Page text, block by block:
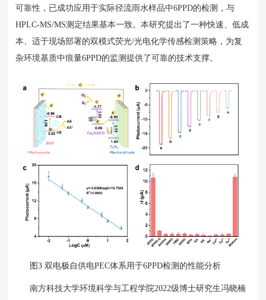
可靠性，已成功应用于实际径流雨水样品中6PPD的检测，与
HPLC-MS/MS测定结果基本一致。本研究提出了一种快速、低成
本、适于现场部署的双模式荧光/光电化学传感检测策略，为复
杂环境基质中痕量6PPD的监测提供了可靠的技术支撑。
图3 双电极自供电PEC体系用于6PPD检测的性能分析
南方科技大学环境科学与工程学院2022级博士研究生冯晓楠